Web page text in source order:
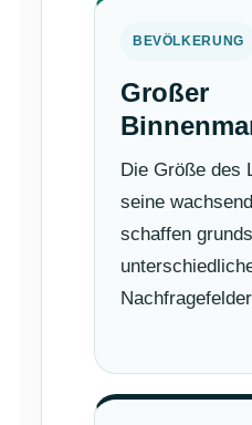
BEVÖLKERUNG
Großer
Die Größe des
seine
schaffen